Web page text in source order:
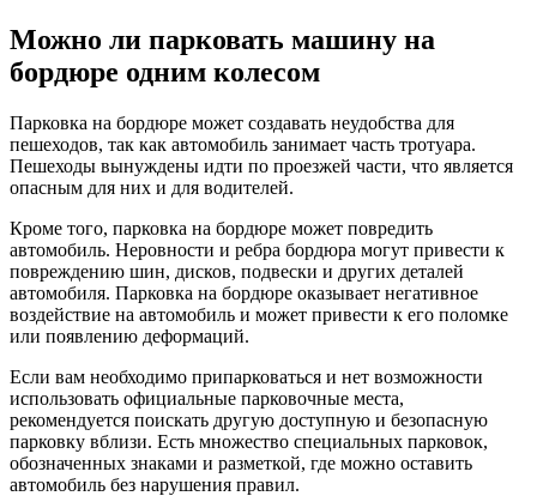
Можно ли парковать машину на
бордюре одним колесом
Парковка на бордюре может создавать неудобства для
пешеходов, так как автомобиль занимает часть тротуара.
Пешеходы вынуждены идти по проезжей части, что является
опасным для них и для водителей.
Кроме того, парковка на бордюре может повредить
автомобиль. Неровности и ребра бордюра могут привести к
повреждению шин, дисков, подвески и других деталей
автомобиля. Парковка на бордюре оказывает негативное
воздействие на автомобиль и может привести к его поломке
или появлению деформаций.
Если вам необходимо припарковаться и нет возможности
использовать официальные парковочные места,
рекомендуется поискать другую доступную и безопасную
парковку вблизи. Есть множество специальных парковок,
обозначенных знаками и разметкой, где можно оставить
автомобиль без нарушения правил.